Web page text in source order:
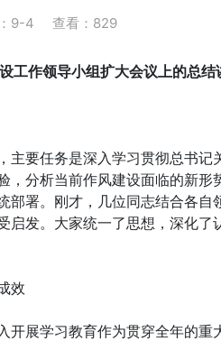
9-4 查看：829
工作领导小组扩大会议上的总结
要任务是深入学习贯彻总书记
分析当前作风建设面临的新形
署。刚才，几位同志结合各
发。大家统一了思想，深化了
效
展学习教育作为贯穿全年的重